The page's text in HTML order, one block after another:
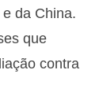
da China.
que
contra